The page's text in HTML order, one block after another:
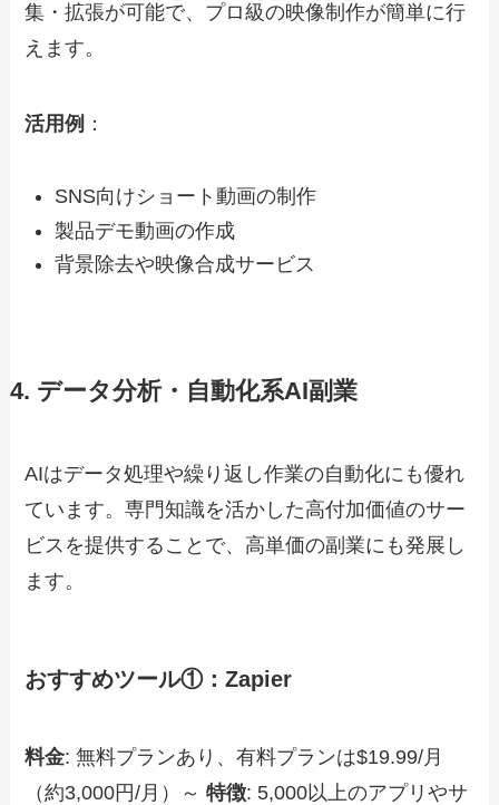
集・拡張が可能で、プロ級の映像制作が簡単に行
えます。
活用例 ：
SNS向けショート動画の制作
製品デモ動画の作成
背景除去や映像合成サービス
4. データ分析・自動化系AI副業
AIはデータ処理や繰り返し作業の自動化にも優れ
ています。専門知識を活かした高付加価値のサー
ビスを提供することで、高単価の副業にも発展し
ます。
おすすめツール①：Zapier
料金: 無料プランあり、有料プランは$19.99/月
（約3,000円/月）～特徴: 5,000以上のアプリやサ